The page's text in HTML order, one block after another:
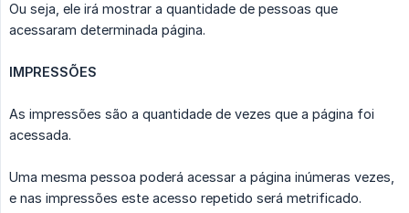
Ou seja, ele irá mostrar a quantidade de pessoas que
acessaram determinada página.
IMPRESSÕES
As impressões são a quantidade de vezes que a página foi
acessada.
Uma mesma pessoa poderá acessar a página inúmeras vezes,
e nas impressões este acesso repetido será metrificado.